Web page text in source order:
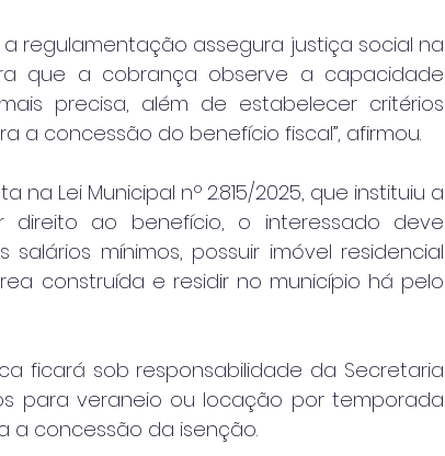
regulamentação assegura justiça social na
que a cobrança observe a capacidade
precisa, além de estabelecer critérios
a concessão do benefício fiscal”, afirmou.
Lei Municipal nº 2.815/2025, que instituiu a
direito ao benefício, o interessado deve
mínimos, possuir imóvel residencial
construída e residir no município há pelo
ficará sob responsabilidade da Secretaria
para veraneio ou locação por temporada
a concessão da isenção.